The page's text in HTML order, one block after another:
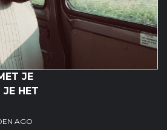
JE
JE HET
AGO